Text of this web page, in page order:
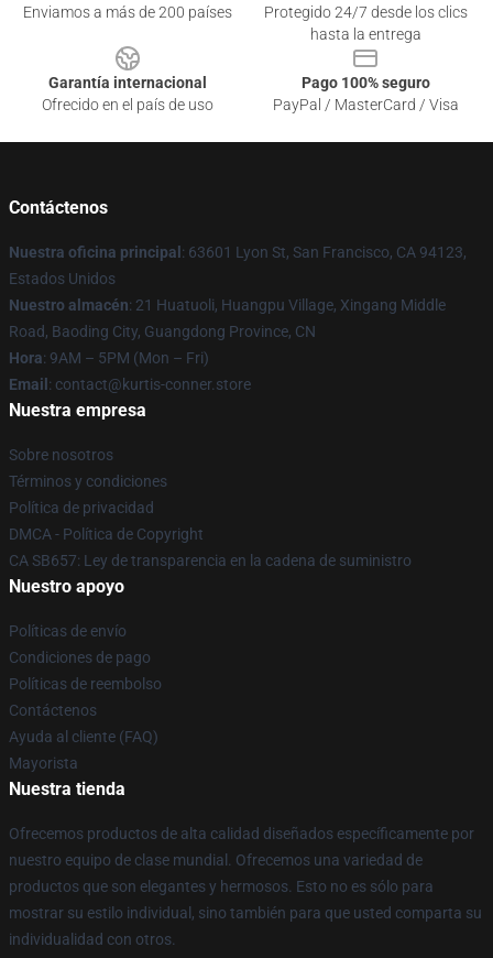
Enviamos a más de 200 países
Protegido 24/7 desde los clics
hasta la entrega
Garantía internacional
Ofrecido en el país de uso
Pago 100% seguro
PayPal / MasterCard / Visa
Contáctenos
Nuestra oficina principal : 63601 Lyon St, San Francisco, CA 94123,
Estados Unidos
Nuestro almacén: 21 Huatuoli, Huangpu Village, Xingang Middle
Road, Baoding City, Guangdong Province, CN
Hora: 9AM – 5PM (Mon – Fri)
Email : contact@kurtis-conner.store
Nuestra empresa
Sobre nosotros
Términos y condiciones
Política de privacidad
DMCA - Política de Copyright
CA SB657: Ley de transparencia en la cadena de suministro
Nuestro apoyo
Políticas de envío
Condiciones de pago
Políticas de reembolso
Contáctenos
Ayuda al cliente (FAQ)
Mayorista
Nuestra tienda
Ofrecemos productos de alta calidad diseñados específicamente por
nuestro equipo de clase mundial. Ofrecemos una variedad de
productos que son elegantes y hermosos. Esto no es sólo para
mostrar su estilo individual, sino también para que usted comparta su
individualidad con otros.